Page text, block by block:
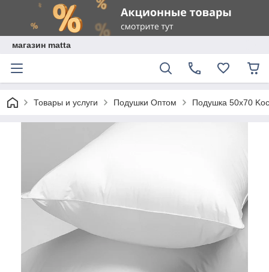
магазин matta
Товары и услуги Подушки Оптом Подушка 50х70